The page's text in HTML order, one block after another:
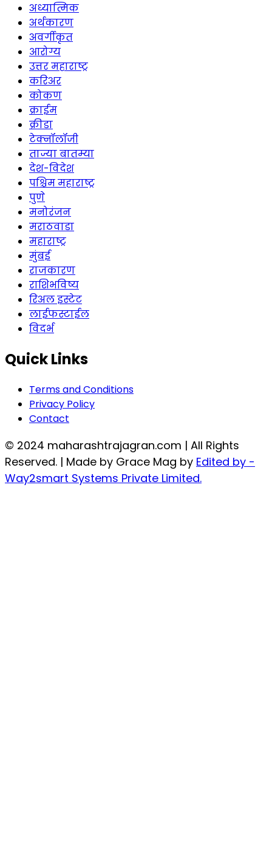
अध्यात्मिक
अर्थकारण
अवर्गीकृत
आरोग्य
उत्तर महाराष्ट्र
करिअर
कोकण
क्राईम
क्रीडा
टेक्नॉलॉजी
ताज्या बातम्या
देश-विदेश
पश्चिम महाराष्ट्र
पुणे
मनोरंजन
मराठवाडा
महाराष्ट्र
मुंबई
राजकारण
राशिभविष्य
रिअल इस्टेट
लाईफस्टाईल
विदर्भ
Quick Links
Terms and Conditions
Privacy Policy
Contact
© 2024 maharashtrajagran.com | All Rights
Reserved. | Made by Grace Mag by Edited by -
Way2smart Systems Private Limited.